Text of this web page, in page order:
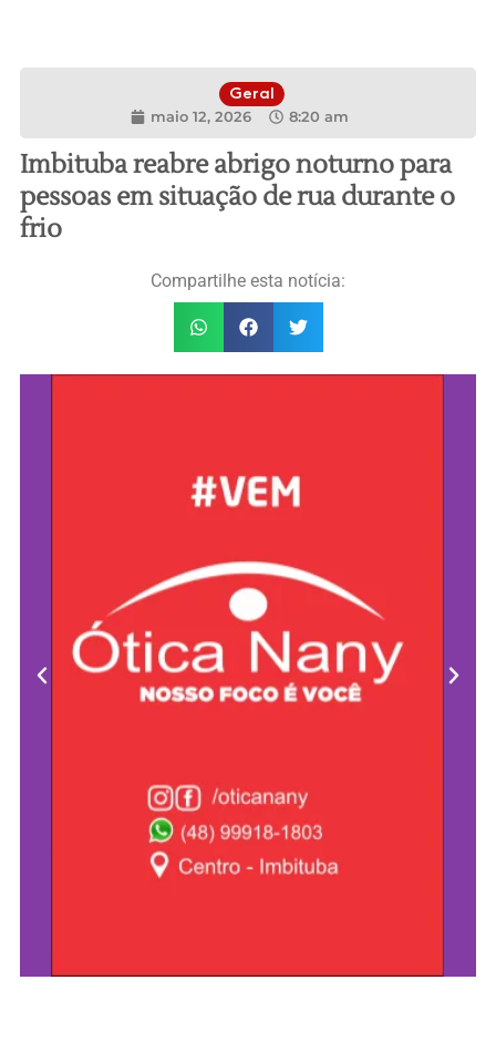
Geral
maio 12, 2026 8:20 am
Imbituba reabre abrigo noturno para
pessoas em situação de rua durante o
frio
Compartilhe esta notícia: